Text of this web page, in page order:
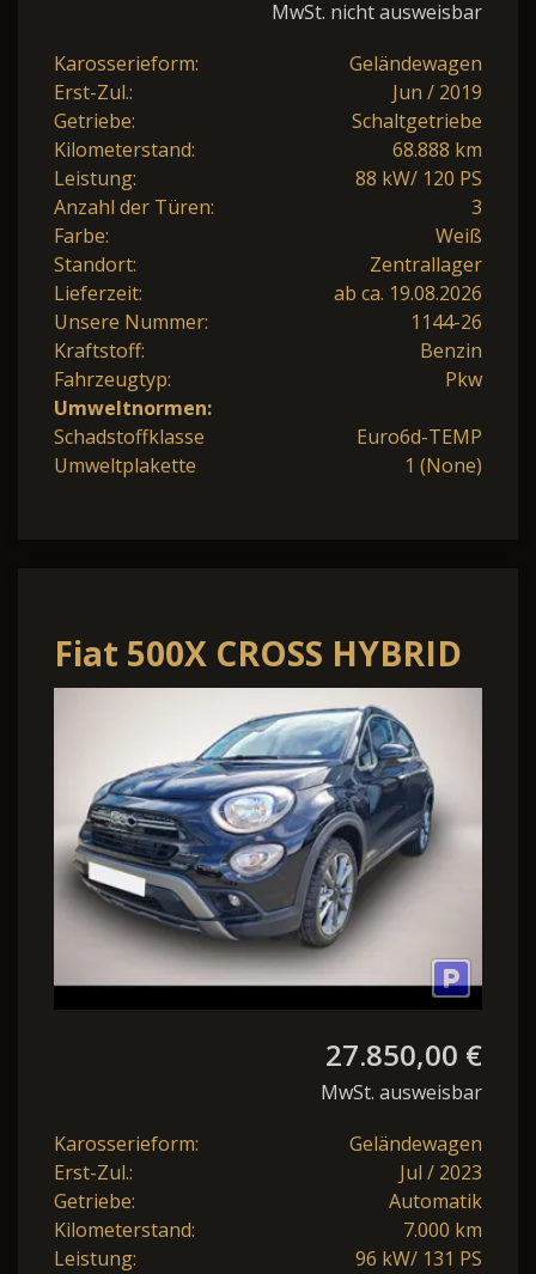
MwSt. nicht ausweisbar
Karosserieform:
Geländewagen
Erst-Zul.:
Jun / 2019
Getriebe:
Schaltgetriebe
Kilometerstand:
68.888 km
Leistung:
88 kW/ 120 PS
Anzahl der Türen:
3
Farbe:
Weiß
Standort:
Zentrallager
Lieferzeit:
ab ca. 19.08.2026
Unsere Nummer:
1144-26
Kraftstoff:
Benzin
Fahrzeugtyp:
Pkw
Umweltnormen:
Schadstoffklasse
Euro6d-TEMP
Umweltplakette
1 (None)
Fiat 500X CROSS HYBRID
1.5 GSE 96kW
DCT+Keyless
27.850,00 €
MwSt. ausweisbar
Karosserieform:
Geländewagen
Erst-Zul.:
Jul / 2023
Getriebe:
Automatik
Kilometerstand:
7.000 km
Leistung:
96 kW/ 131 PS